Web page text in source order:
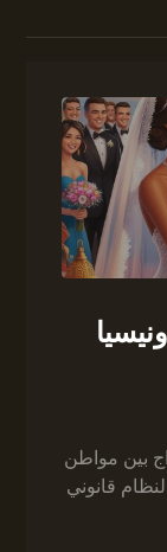
بين مواطن
قانوني